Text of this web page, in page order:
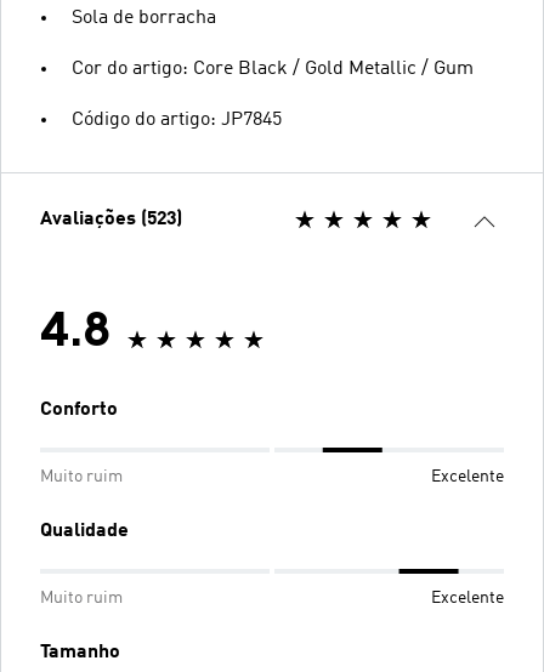
Sola de borracha
Cor do artigo: Core Black / Gold Metallic / Gum
Código do artigo: JP7845
Avaliações (523)
4.8
Conforto
Muito ruim Excelente
Qualidade
Muito ruim Excelente
Tamanho